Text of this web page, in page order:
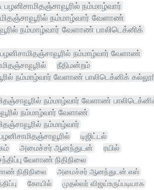
பழனிசாமிதஞ்சாவூரில் நம்மாழ்வார்
நம்மாழ்வார் வேளாண்
நம்மாழ்வார் வேளாண் பாலிடெக்னிக்
பழனிசாமிதஞ்சாவூரில் நம்மாழ்வார் வேளாண்
நீதிமன்றம்
நம்மாழ்வார் வேளாண் பாலிடெக்னிக்
நம்மாழ்வார் வேளாண்
நம்மாழ்வார் வேளாண்
நம்மாழ்வார்
டிஜிட்டல்
அமைச்சர் ஆனந்துடன்
ரயில்
வேளாண் நிதிநிலை
நிதிநிலை
அமைச்சர் ஆனந்துடன் எஸ்
கோயில்
முதல்வர் விஜய்உருப்படியாக